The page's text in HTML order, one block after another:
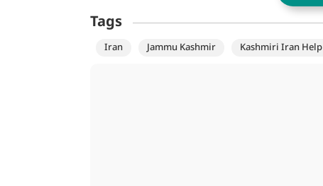
Tags
Iran Jammu Kashmir Kashmiri Iran Help